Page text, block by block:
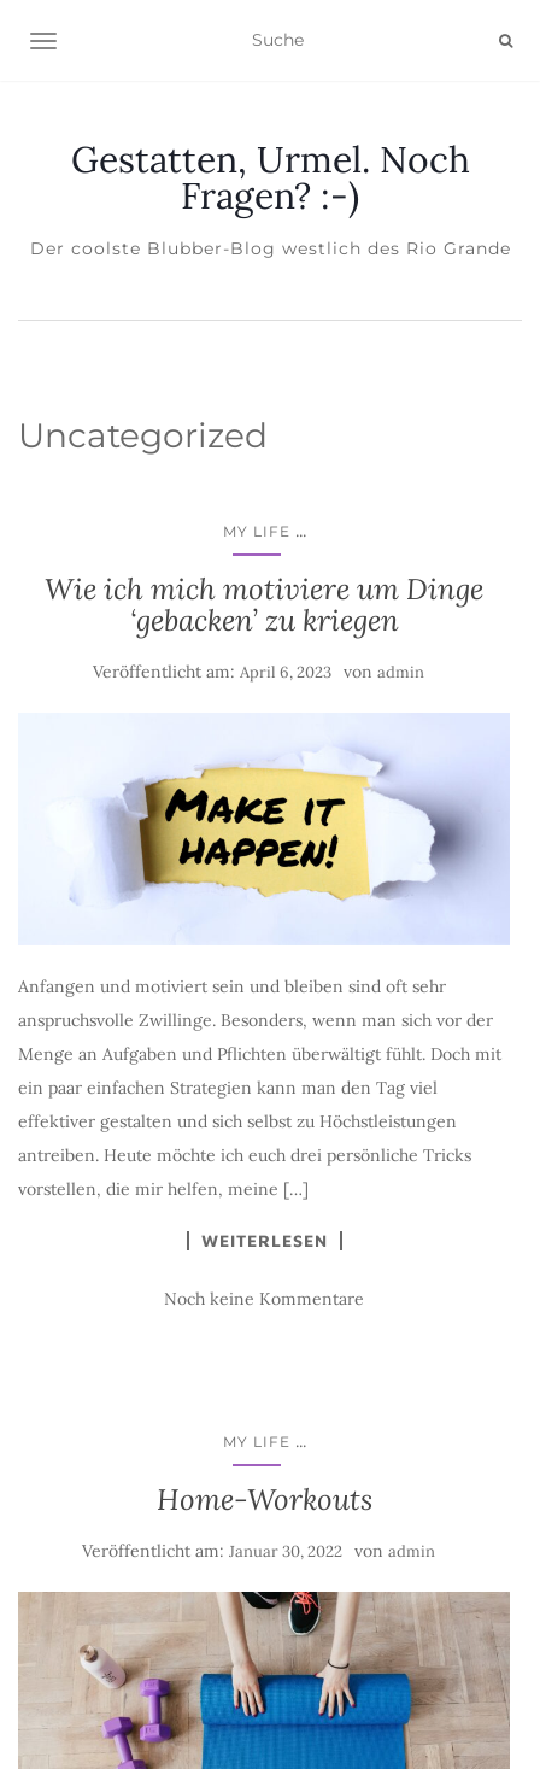
NAVIGATION EIN-/AUSSCHALTEN
Gestatten, Urmel. Noch
Fragen? :-)
Der coolste Blubber-Blog westlich des Rio Grande
Uncategorized
MY LIFE ...
Wie ich mich motiviere um Dinge
‘gebacken’ zu kriegen
Veröffentlicht am: April 6, 2023 von admin
Anfangen und motiviert sein und bleiben sind oft sehr
anspruchsvolle Zwillinge. Besonders, wenn man sich vor der
Menge an Aufgaben und Pflichten überwältigt fühlt. Doch mit
ein paar einfachen Strategien kann man den Tag viel
effektiver gestalten und sich selbst zu Höchstleistungen
antreiben. Heute möchte ich euch drei persönliche Tricks
vorstellen, die mir helfen, meine […]
WEITERLESEN
Noch keine Kommentare
MY LIFE ...
Home-Workouts
Veröffentlicht am: Januar 30, 2022 von admin